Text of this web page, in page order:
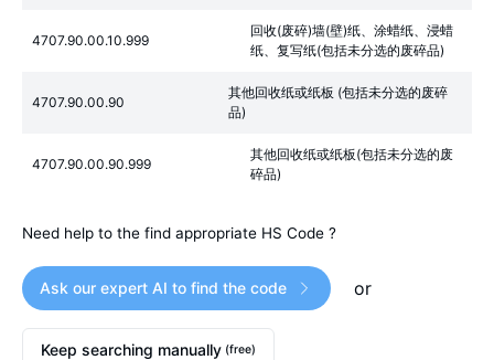
4707.90.00.10.999
回收(废碎)墙(壁)纸、涂蜡纸、浸蜡
纸、复写纸(包括未分选的废碎品)
4707.90.00.90
其他回收纸或纸板 (包括未分选的废碎
品)
4707.90.00.90.999
其他回收纸或纸板(包括未分选的废
碎品)
Need help to the find appropriate HS Code ?
Ask our expert AI to find the code or
Keep searching manually (free)